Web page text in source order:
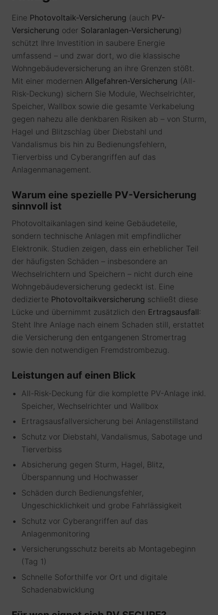
Eine Photovoltaik-Versicherung (auch PV-
Versicherung oder Solaranlagen-Versicherung)
schützt Ihre Investition in saubere Energie
umfassend – und zwar dort, wo die klassische
Wohngebäudeversicherung an ihre Grenzen stößt.
Mit einer modernen Allgefahren-Versicherung (All-
Risk-Deckung) sichern Sie Module, Wechselrichter,
Speicher, Wallbox sowie die gesamte Verkabelung
gegen nahezu alle denkbaren Risiken ab – von Sturm,
Hagel und Blitzschlag über Diebstahl und
Vandalismus bis hin zu Bedienungsfehlern,
Tierverbiss und Cyberangriffen auf das
Anlagenmanagement.
Warum eine spezielle PV-Versicherung
sinnvoll ist
Photovoltaikanlagen sind keine Gebäudeteile,
sondern technische Anlagen mit empfindlicher
Elektronik. Studien zeigen, dass ein erheblicher Teil
der häufigsten Schäden – insbesondere an
Wechselrichtern und Speichern – nicht durch eine
Wohngebäudeversicherung gedeckt ist. Eine
dedizierte Photovoltaikversicherung schließt diese
Lücke und übernimmt zusätzlich den Ertragsausfall:
Steht Ihre Anlage nach einem Schaden still, erstattet
die Versicherung den entgangenen Stromertrag
sowie den notwendigen Fremdstrombezug.
Leistungen auf einen Blick
All-Risk-Deckung für die komplette PV-Anlage inkl.
Speicher, Wechselrichter und Wallbox
Ertragsausfallversicherung bei Anlagenstillstand
Schutz vor Diebstahl, Vandalismus, Sabotage und
Tierverbiss
Absicherung gegen Sturm, Hagel, Blitz,
Überspannung und Hochwasser
Schäden durch Bedienungsfehler,
Ungeschicklichkeit und grobe Fahrlässigkeit
Schutz vor Cyberangriffen auf das
Anlagenmonitoring
Versicherungsschutz bereits ab Montagebeginn
(Tag 1)
Schnelle Soforthilfe vor Ort und digitale
Schadenabwicklung